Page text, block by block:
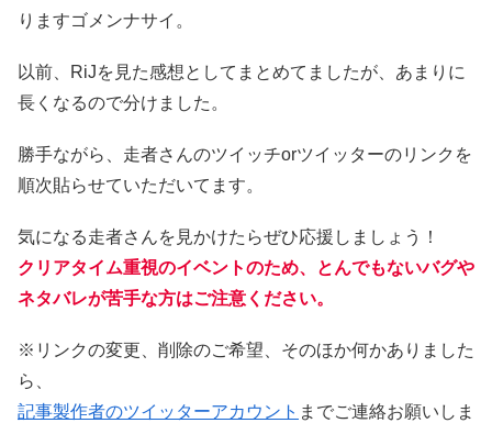
りますゴメンナサイ。
以前、RiJを見た感想としてまとめてましたが、あまりに
長くなるので分けました。
勝手ながら、走者さんのツイッチorツイッターのリンクを
順次貼らせていただいてます。
気になる走者さんを見かけたらぜひ応援しましょう！
クリアタイム重視のイベントのため、とんでもないバグや
ネタバレが苦手な方はご注意ください。
※リンクの変更、削除のご希望、そのほか何かありました
ら、
記事製作者のツイッターアカウント までご連絡お願いしま